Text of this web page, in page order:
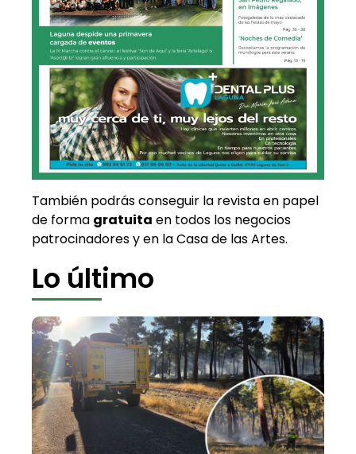
También podrás conseguir la revista en papel
de forma gratuita en todos los negocios
patrocinadores y en la Casa de las Artes.
Lo último